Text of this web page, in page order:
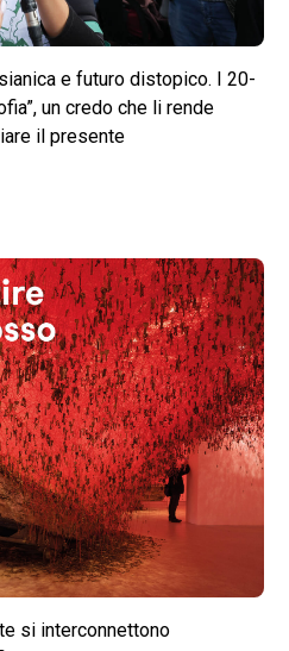
e futuro distopico. I 20-
un credo che li rende
il presente
si interconnettono